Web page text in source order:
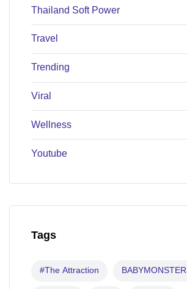
Thailand Soft Power
Travel
Trending
Viral
Wellness
Youtube
Tags
#The Attraction BABYMONSTER